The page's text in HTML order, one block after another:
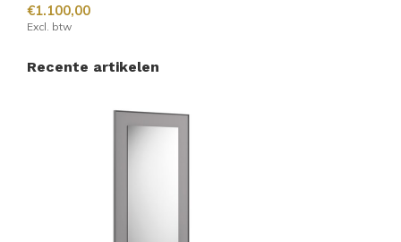
€1.100,00
Excl. btw
Recente artikelen